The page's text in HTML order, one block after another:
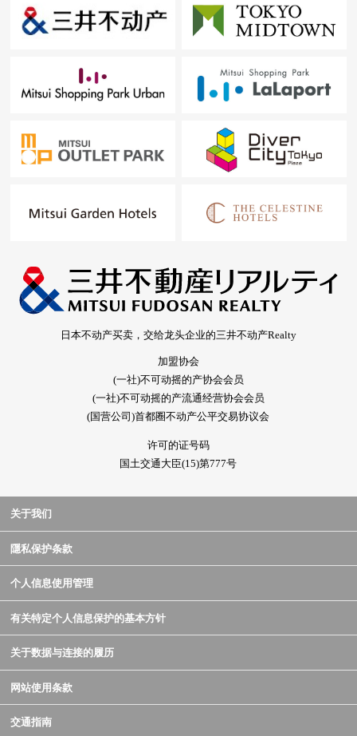
日本不动产买卖，交给龙头企业的三井不动产Realty
加盟协会
(一社)不可动摇的产协会会员
(一社)不可动摇的产流通经营协会会员
(国营公司)首都圈不动产公平交易协议会
许可的证号码
国土交通大臣(15)第777号
关于我们
隱私保护条款
个人信息使用管理
有关特定个人信息保护的基本方针
关于数据与连接的履历
网站使用条款
交通指南